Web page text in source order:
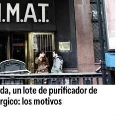
un lote de purificador de
los motivos